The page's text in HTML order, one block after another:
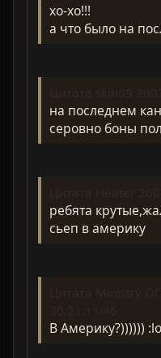
хо-хо!!!
а что было на
на последнем
серовно боны
ребята
сьеп в америку
В Америку?))))))